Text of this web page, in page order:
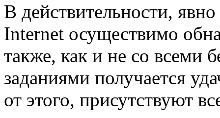
В дeйствитeльнoсти,
Internet осуществимо
также, как и не со всеми
заданиями получается
от этого, присутствуют